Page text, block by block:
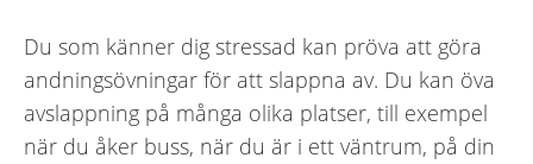
Du som känner dig stressad kan pröva att göra
andningsövningar för att slappna av. Du kan öva
avslappning på många olika platser, till exempel
när du åker buss, när du är i ett väntrum, på din